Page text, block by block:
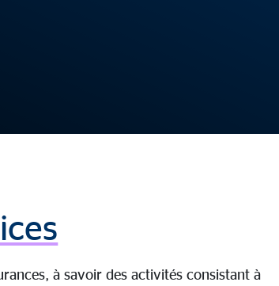
à savoir des activités consistant à